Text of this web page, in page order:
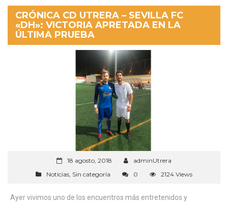
CRÓNICA CD UTRERA – SEVILLA FC
«DH»: VICTORIA APRETADA EN LA
ÚLTIMA PRUEBA
18 agosto, 2018
adminUtrera
Noticias Sin categoría 0 2124 Views
Ayer vivimos uno de los encuentros más entretenidos y